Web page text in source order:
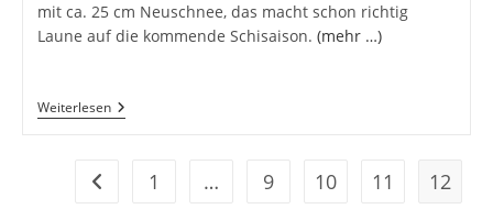
mit ca. 25 cm Neuschnee, das macht schon richtig
Laune auf die kommende Schisaison. (mehr …)
WeiterlesenDer
Erste
Zur vorherigen Seite
1 … 9 10 11 12